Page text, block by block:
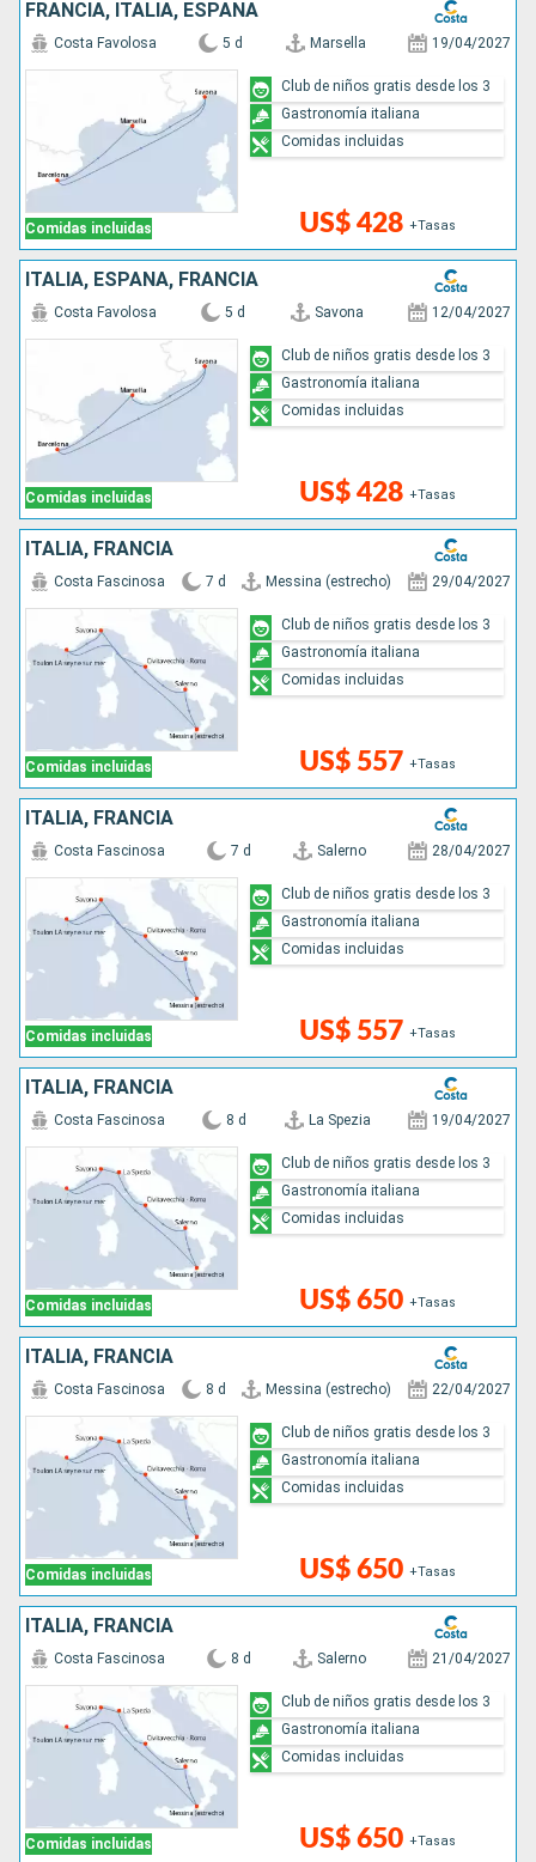
FRANCIA, ITALIA, ESPAÑA
Comidas incluidas
Costa Favolosa 5 d Marsella 19/04/2027
US$ 428 +Tasas
Club de niños gratis desde los 3
Gastronomía italiana
Comidas incluidas
ITALIA, ESPAÑA, FRANCIA
Comidas incluidas
Costa Favolosa 5 d Savona 12/04/2027
US$ 428 +Tasas
Club de niños gratis desde los 3
Gastronomía italiana
Comidas incluidas
ITALIA, FRANCIA
Comidas incluidas
Costa Fascinosa 7 d Messina (estrecho) 29/04/2027
US$ 557 +Tasas
Club de niños gratis desde los 3
Gastronomía italiana
Comidas incluidas
ITALIA, FRANCIA
Comidas incluidas
Costa Fascinosa 7 d Salerno 28/04/2027
US$ 557 +Tasas
Club de niños gratis desde los 3
Gastronomía italiana
Comidas incluidas
ITALIA, FRANCIA
Comidas incluidas
Costa Fascinosa 8 d La Spezia 19/04/2027
US$ 650 +Tasas
Club de niños gratis desde los 3
Gastronomía italiana
Comidas incluidas
ITALIA, FRANCIA
Comidas incluidas
Costa Fascinosa 8 d Messina (estrecho) 22/04/2027
US$ 650 +Tasas
Club de niños gratis desde los 3
Gastronomía italiana
Comidas incluidas
ITALIA, FRANCIA
Comidas incluidas
Costa Fascinosa 8 d Salerno 21/04/2027
US$ 650 +Tasas
Club de niños gratis desde los 3
Gastronomía italiana
Comidas incluidas